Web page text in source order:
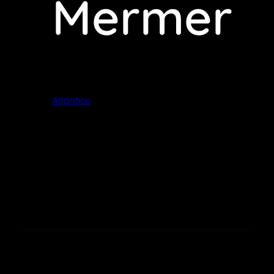
Mermer
Atlántico